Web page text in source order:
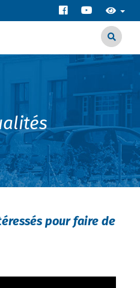
pour faire de